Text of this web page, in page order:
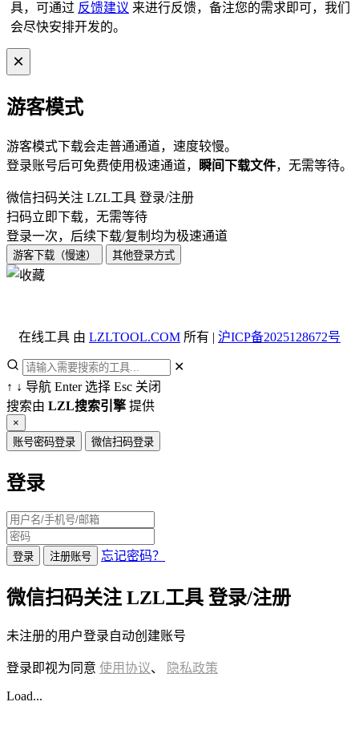
具，可通过 反馈建议 来进行反馈，备注您的需求即可，我们
会尽快安排开发的。
×
游客模式
游客模式下载会走普通通道，速度较慢。
登录账号后可免费使用极速通道，
瞬间下载文件，无需等待。
微信扫码关注 LZL工具 登录/注册
扫码立即下载，无需等待
登录一次，后续下载/复制均为极速通道
游客下载（慢速） 其他登录方式
在线工具 由 LZLTOOL.COM 所有 | 沪ICP备2025128672号
✕
↑ ↓ 导航 Enter选择 Esc 关闭
搜索由 LZL搜索引擎提供
×
账号密码登录
微信扫码登录
登录
登录 注册账号 忘记密码？
微信扫码关注 LZL工具 登录/注册
未注册的用户登录自动创建账号
登录即视为同意 使用协议、 隐私政策
Load...